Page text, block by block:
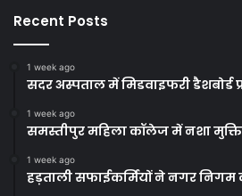
Recent Posts
1 week ago
सदर अस्पताल में मिडवाइफरी डैशबोर्ड
1 week ago
समस्तीपुर महिला कॉलेज में नशा मुक्ति
1 week ago
हड़ताली सफाईकर्मियों ने नगर निगम